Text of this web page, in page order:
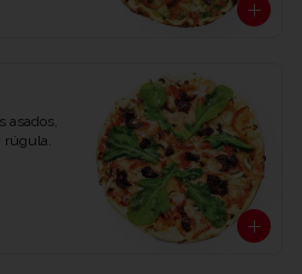
asados,
rúgula.